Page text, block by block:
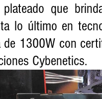
que
lo último en
1300W con
Cybenetics.